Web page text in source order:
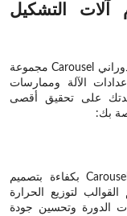
آلات التشكيل
يتطلب تحسين الإنتاج باستخدام آلات التشكيل الدوراني Carousel مجموعة
الآلة وممارسات
على تحقيق أقصى
يبدأ أساس تشغيل ماكينة التشكيل الدوراني Carousel بكفاءة بتصميم
لتوزيع الحرارة
الدورة وتحسين جودة